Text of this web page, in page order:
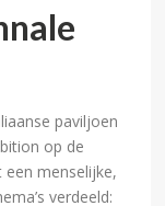
paviljoen
op de
een menselijke,
verdeeld: